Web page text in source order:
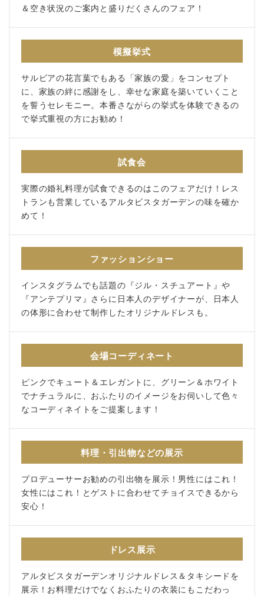
＆空き状況のご案内と盛りだくさんのフェア！
模擬挙式
サルビアの花言葉でもある「家族の愛」をコンセプト
に、家族の絆に感謝をし、幸せな家庭を築いていくこと
を誓うセレモニー。本番さながらの挙式を体験できるの
で挙式重視の方にお勧め！
試食会
実際の婚礼料理が試食できるのはこのフェアだけ！レス
トランも営業しているアルタビスタガーデンの味を確か
めて！
ファッションショー
インスタグラムでも話題の『ジル・スチュアート』や
『アンテプリマ』さらに日本人のデザイナーが、日本人
の体形に合わせて制作したオリジナルドレスも。
会場コーディネート
ピンクでキュート＆エレガントに、グリーン＆ホワイト
でナチュラルに、おふたりのイメージをお伺いして色々
なコーディネイトをご提案します！
料理・引出物などの展示
プロデューサーお勧めの引出物を展示！男性にはこれ！
女性にはこれ！とゲストに合わせてチョイスできるから
安心！
ドレス展示
アルタビスタガーデンオリジナルドレス＆タキシードを
展示！お料理だけでなくおふたりの衣装にもこだわっ